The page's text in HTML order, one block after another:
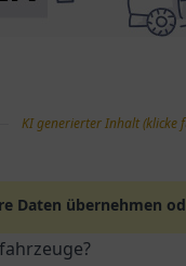
KI generierter Inhalt (klicke
Daten übernehmen